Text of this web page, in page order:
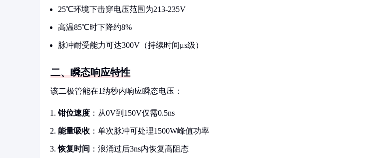
25℃环境下击穿电压范围为213-235V
高温85℃时下降约8%
脉冲耐受能力可达300V（持续时间μs级）
二、瞬态响应特性
该二极管能在1纳秒内响应瞬态电压：
钳位速度 ：从0V到150V仅需0.5ns
能量吸收 ：单次脉冲可处理1500W峰值功率
恢复时间 ：浪涌过后3ns内恢复高阻态